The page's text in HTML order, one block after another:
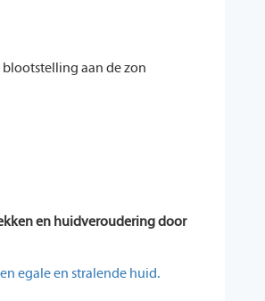
blootstelling aan de zon
en huidveroudering door
egale en stralende huid.